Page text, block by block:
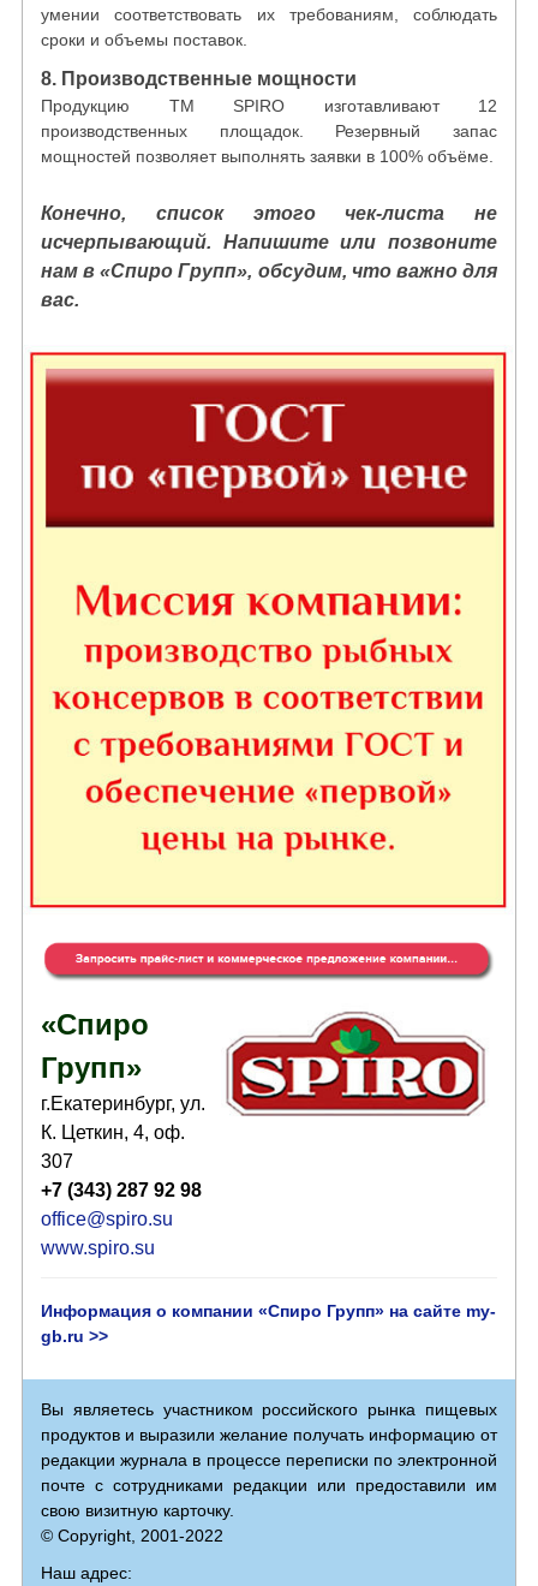
умении соответствовать их требованиям, соблюдать
сроки и объемы поставок.
8. Производственные мощности
Продукцию ТМ SPIRO изготавливают 12
производственных площадок. Резервный запас
мощностей позволяет выполнять заявки в 100% объёме.
Конечно, список этого чек-листа не
исчерпывающий. Напишите или позвоните
нам в «Спиро Групп», обсудим, что важно для
вас.
«Спиро
Групп»
г.Екатеринбург, ул.
К. Цеткин, 4, оф.
307
+7 (343) 287 92 98
office@spiro.su
www.spiro.su
Информация о компании «Спиро Групп» на сайте my-
gb.ru >>
Вы являетесь участником российского рынка пищевых
продуктов и выразили желание получать информацию от
редакции журнала в процессе переписки по электронной
почте с сотрудниками редакции или предоставили им
свою визитную карточку.
© Copyright, 2001-2022
Наш адрес: